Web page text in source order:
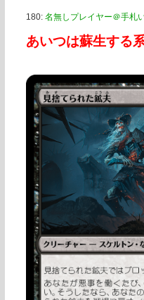
180: 名無しプレイヤー＠手札
あいつは蘇生する